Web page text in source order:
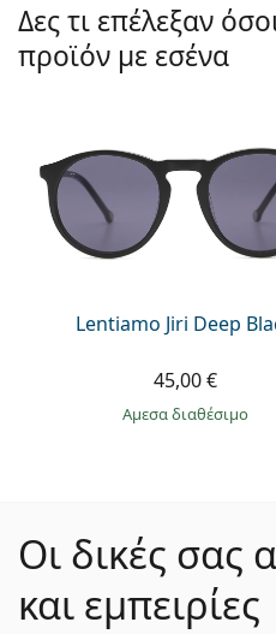
Δες τι επέλεξαν
προϊόν με εσένα
Lentiamo Jiri Deep
45,00 €
άμεσα διαθέσιμο
Οι δικές σας
και εμπειρίες